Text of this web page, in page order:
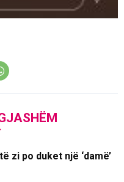
zi po duket një ‘damë’